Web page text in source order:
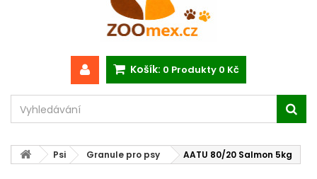
Košík: 0 Produkty 0 Kč
Psi Granule pro psy AATU 80/20 Salmon 5kg